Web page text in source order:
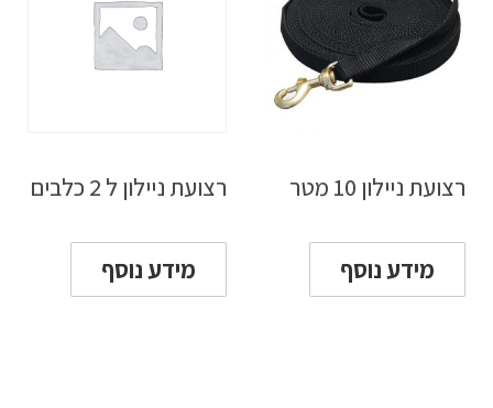
רצועת ניילון 10 מטר
מידע נוסף
רצועת ניילון ל 2 כלבים
מידע נוסף